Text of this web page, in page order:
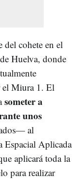
cohete en el
Huelva, donde
el Miura 1. El
someter a
unos
al
Espacial Aplicada
aplicará toda la
para realizar